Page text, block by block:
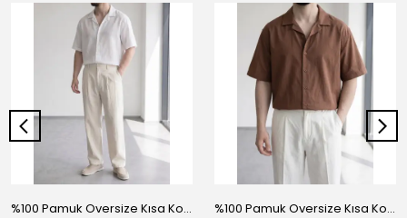
%100 Pamuk Oversize Kısa Kol Gömlek - Beyaz %100 Pamuk Oversize Kısa Kol Gömlek - Kahve